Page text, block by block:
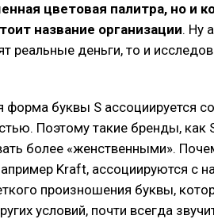
цветовая палитра, но и
название организации. Ну
реальные деньги, то и
форма буквы S ассоциируется
Поэтому такие бренды, как
более «женственными».
Kraft, ассоциируются с
произношения буквы,
условий, почти всегда